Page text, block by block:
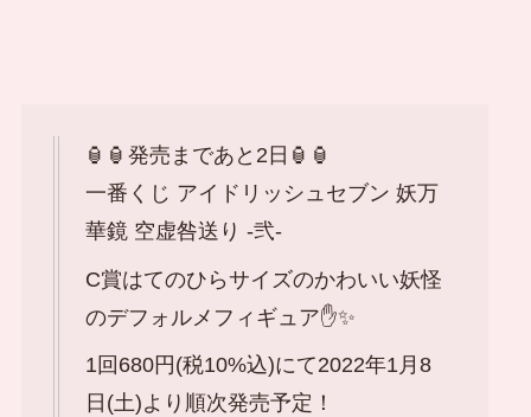
🏮🏮発売まであと2日🏮🏮
一番くじ アイドリッシュセブン 妖万
華鏡 空虚咎送り -弐-
C賞はてのひらサイズのかわいい妖怪
のデフォルメフィギュア✋✨
1回680円(税10%込)にて2022年1月8
日(土)より順次発売予定！